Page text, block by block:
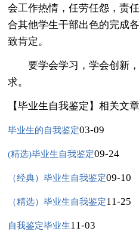
会工作热情，任劳任怨，责
合其他学生干部出色的完成
致肯定。
要学会学习，学会创新，
求。
【毕业生自我鉴定】相关文章
毕业生的自我鉴定03-09
(精选)毕业生自我鉴定09-24
（经典）毕业生自我鉴定09-10
（精选）毕业生自我鉴定11-25
自我鉴定毕业生11-03